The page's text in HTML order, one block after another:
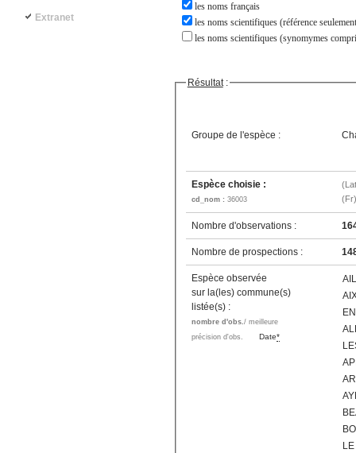
les noms français
les noms scientifiques (référence
les noms scientifiques (synomymes
Résultat:
Groupe de l'espèce :
Espèce choisie :
cd_nom : 36003
Nombre d'observations :
Nombre de prospections :
Espèce observée
sur la(les) commune(s)
listée(s) :
nombre d'obs./ meilleure
précision d'obs.
Date*
Extranet